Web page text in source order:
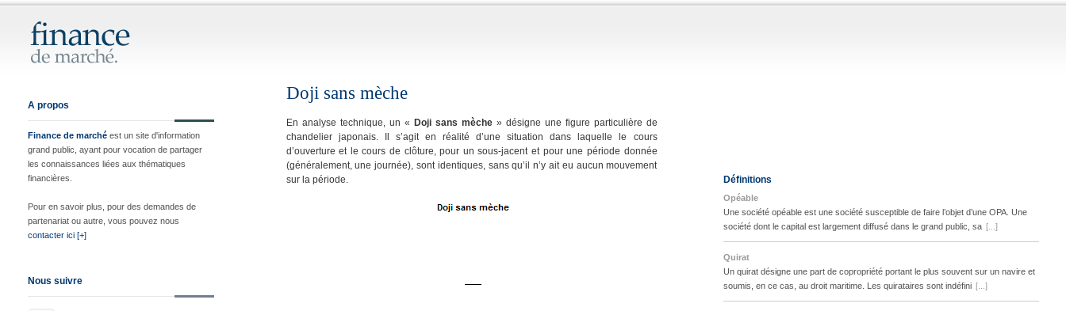
A propos
Finance de marchéest un site d'information
grand public, ayant pour vocation de partager
les connaissances liées aux thématiques
financières.
Pour en savoir plus, pour des demandes de
partenariat ou autre, vous pouvez nous
contacter ici [+]
Nous suivre
Doji sans mèche
En analyse technique, un « Doji sans mèche» désigne une figure particulière de
chandelier japonais. Il s’agit en réalité d’une situation dans laquelle le cours
d’ouverture et le cours de clôture, pour un sous-jacent et pour une période donnée
(généralement, une journée), sont identiques, sans qu’il n’y ait eu aucun mouvement
sur la période.
Définitions
Opéable
Une société opéable est une société susceptible de faire l’objet d’une OPA. Une
société dont le capital est largement diffusé dans le grand public, sa [...]
Quirat
Un quirat désigne une part de copropriété portant le plus souvent sur un navire et
soumis, en ce cas, au droit maritime. Les quirataires sont indéfini [...]